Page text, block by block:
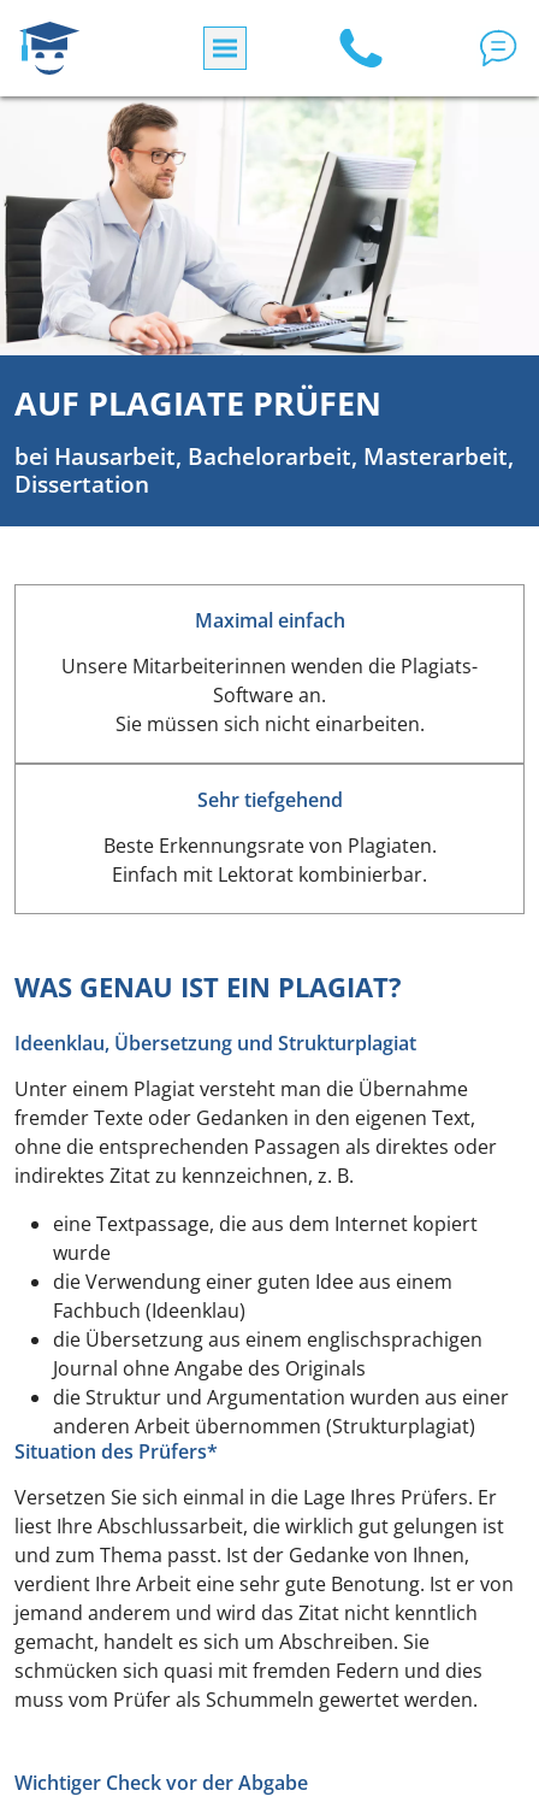
AUF PLAGIATE PRÜFEN
bei Hausarbeit, Bachelorarbeit, Masterarbeit,
Dissertation
Maximal einfach
Unsere Mitarbeiterinnen wenden die Plagiats-
Software an.
Sie müssen sich nicht einarbeiten.
Sehr tiefgehend
Beste Erkennungsrate von Plagiaten.
Einfach mit Lektorat kombinierbar.
WAS GENAU IST EIN PLAGIAT?
Ideenklau, Übersetzung und Strukturplagiat
Unter einem Plagiat versteht man die Übernahme
fremder Texte oder Gedanken in den eigenen Text,
ohne die entsprechenden Passagen als direktes oder
indirektes Zitat zu kennzeichnen, z. B.
eine Textpassage, die aus dem Internet kopiert
wurde
die Verwendung einer guten Idee aus einem
Fachbuch (Ideenklau)
die Übersetzung aus einem englischsprachigen
Journal ohne Angabe des Originals
die Struktur und Argumentation wurden aus einer
anderen Arbeit übernommen (Strukturplagiat)
Situation des Prüfers*
Versetzen Sie sich einmal in die Lage Ihres Prüfers. Er
liest Ihre Abschlussarbeit, die wirklich gut gelungen ist
und zum Thema passt. Ist der Gedanke von Ihnen,
verdient Ihre Arbeit eine sehr gute Benotung. Ist er von
jemand anderem und wird das Zitat nicht kenntlich
gemacht, handelt es sich um Abschreiben. Sie
schmücken sich quasi mit fremden Federn und dies
muss vom Prüfer als Schummeln gewertet werden.
Wichtiger Check vor der Abgabe